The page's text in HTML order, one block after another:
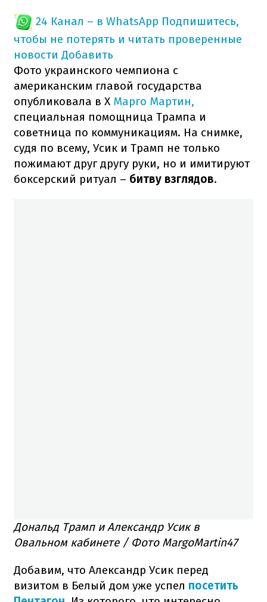
24 Канал – в WhatsApp Подпишитесь,
чтобы не потерять и читать проверенные
новости Добавить
Фото украинского чемпиона с
американским главой государства
опубликовала в Х Марго Мартин,
специальная помощница Трампа и
советница по коммуникациям. На снимке,
судя по всему, Усик и Трамп не только
пожимают друг другу руки, но и имитируют
боксерский ритуал – битву взглядов.
Дональд Трамп и Александр Усик в
Овальном кабинете / Фото MargoMartin47
Добавим, что Александр Усик перед
визитом в Белый дом уже успел посетить